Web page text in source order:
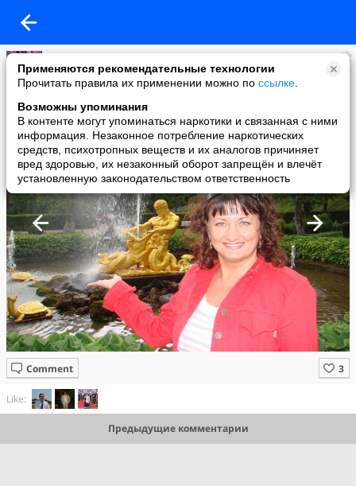
Применяются рекомендательные технологии
Прочитать правила их применении можно по ссылке
Возможны упоминания
В контенте могут упоминаться наркотики и связанная с ними
информация. Незаконное потребление наркотических
средств, психотропных веществ и их аналогов причиняет
вред здоровью, их незаконный оборот запрещён и влечёт
установленную законодательством ответственность
ольга вишневская
added a photo
15 Jun в 22:54
Comment
Like:
Предыдущие комментарии